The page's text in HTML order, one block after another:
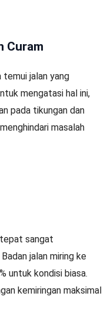
Curam
temui jalan yang
mengatasi hal ini,
pada tikungan dan
masalah
sangat
jalan miring ke
untuk kondisi biasa.
kemiringan maksimal